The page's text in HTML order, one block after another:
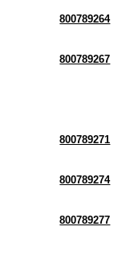
800789264
800789267
800789271
800789274
800789277